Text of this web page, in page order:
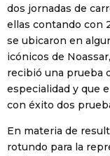
dos jornadas de
ellas contando con
se ubicaron en
icónicos de
recibió una prueba
especialidad y que
con éxito dos
En materia de
rotundo para la